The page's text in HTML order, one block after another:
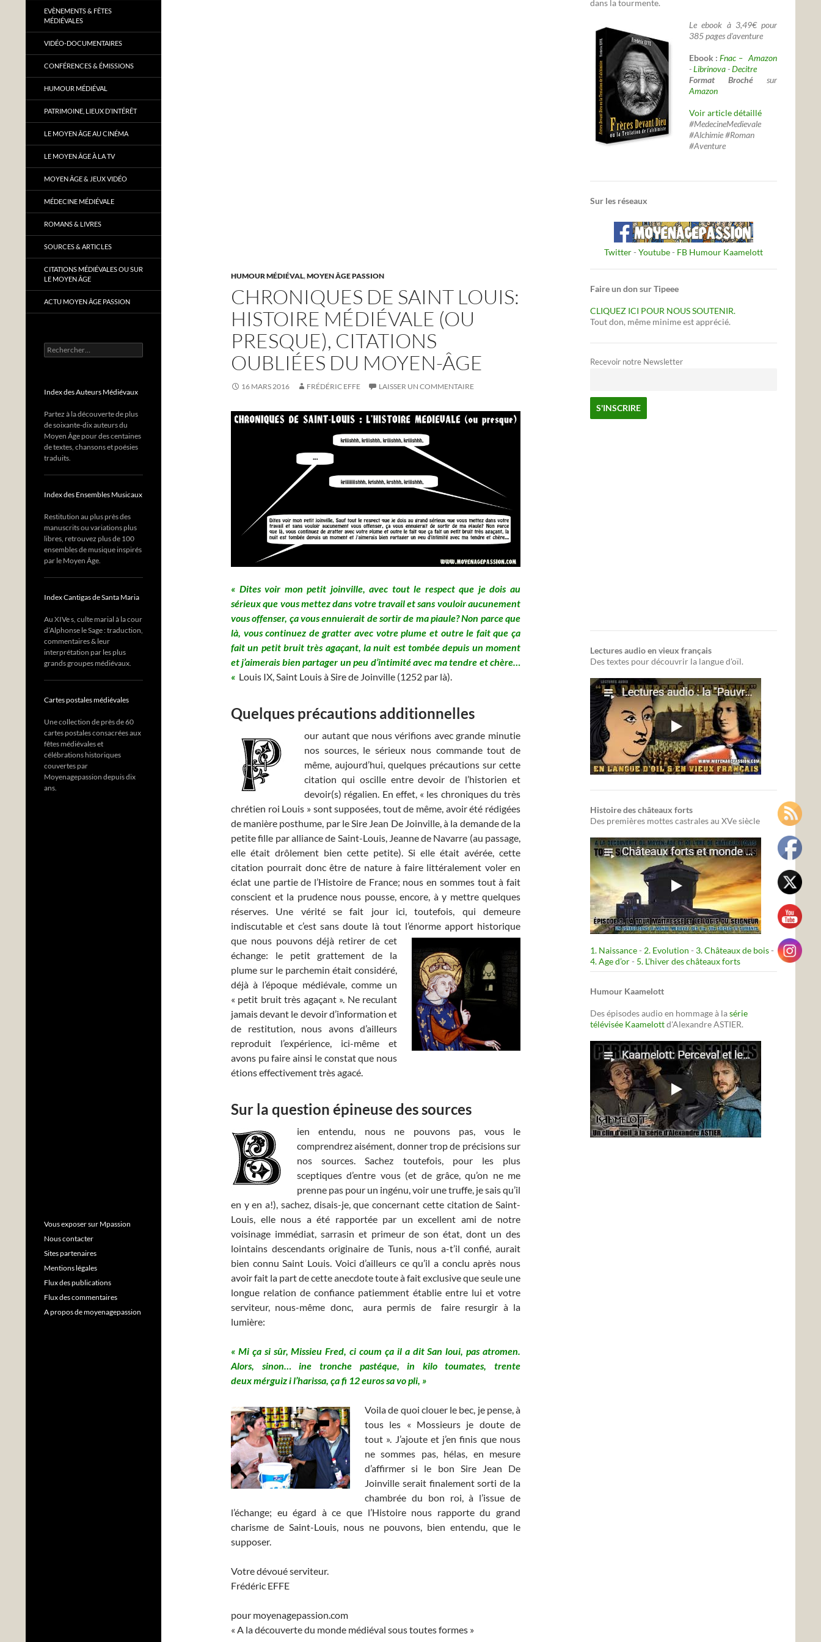
HUMOUR MÉDIÉVAL,MOYEN ÂGE PASSION
CHRONIQUES DE SAINT LOUIS:
HISTOIRE MÉDIÉVALE (OU
PRESQUE), CITATIONS
OUBLIÉES DU MOYEN-ÂGE
16 MARS 2016 FRÉDÉRIC EFFE LAISSER UN COMMENTAIRE
« Dites voir mon petit joinville, avec tout le respect que je dois au
sérieux que vous mettez dans votre travail et sans vouloir aucunement
vous offenser, ça vous ennuierait de sortir de ma piaule? Non parce que
là, vous continuez de gratter avec votre plume et outre le fait que ça
fait un petit bruit très agaçant, la nuit est tombée depuis un moment
et j’aimerais bien partager un peu d’intimité avec ma tendre et chère…
« Louis IX, Saint Louis à Sire de Joinville (1252 par là).
Quelques précautions additionnelles
our autant que nous vérifions avec grande minutie
nos sources, le sérieux nous commande tout de
même, aujourd’hui, quelques précautions sur cette
citation qui oscille entre devoir de l’historien et
devoir(s) régalien. En effet, « les chroniques du très
chrétien roi Louis » sont supposées, tout de même, avoir été rédigées
de manière posthume, par le Sire Jean De Joinville, à la demande de la
petite fille par alliance de Saint-Louis, Jeanne de Navarre (au passage,
elle était drôlement bien cette petite). Si elle était avérée, cette
citation pourrait donc être de nature à faire littéralement voler en
éclat une partie de l’Histoire de France; nous en sommes tout à fait
conscient et la prudence nous pousse, encore, à y mettre quelques
réserves. Une vérité se fait jour ici, toutefois, qui demeure
indiscutable et c’est sans doute là tout l’énorme apport historique
que nous pouvons déjà retirer de cet
échange: le petit grattement de la
plume sur le parchemin était considéré,
déjà à l’époque médiévale, comme un
« petit bruit très agaçant ». Ne reculant
jamais devant le devoir d’information et
de restitution, nous avons d’ailleurs
reproduit l’expérience, ici-même et
avons pu faire ainsi le constat que nous
étions effectivement très agacé.
Sur la question épineuse des sources
ien entendu, nous ne pouvons pas, vous le
comprendrez aisément, donner trop de précisions sur
nos sources. Sachez toutefois, pour les plus
sceptiques d’entre vous (et de grâce, qu’on ne me
prenne pas pour un ingénu, voir une truffe, je sais qu’il
en y en a!), sachez, disais-je, que concernant cette citation de Saint-
Louis, elle nous a été rapportée par un excellent ami de notre
voisinage immédiat, sarrasin et primeur de son état, dont un des
lointains descendants originaire de Tunis, nous a-t’il confié, aurait
bien connu Saint Louis. Voici d’ailleurs ce qu’il a conclu après nous
avoir fait la part de cette anecdote toute à fait exclusive que seule une
longue relation de confiance patiemment établie entre lui et votre
serviteur, nous-même donc, aura permis de faire resurgir à la
lumière:
« Mi ça si sûr, Missieu Fred, ci coum ça il a dit San loui, pas atromen.
Alors, sinon… ine tronche pastéque, in kilo toumates, trente
deux mérguiz i l’harissa, ça fi 12 euros sa vo pli, »
Voila de quoi clouer le bec, je pense, à
tous les « Mossieurs je doute de
tout ». J’ajoute et j’en finis que nous
ne sommes pas, hélas, en mesure
d’affirmer si le bon Sire Jean De
Joinville serait finalement sorti de la
chambrée du bon roi, à l’issue de
l’échange; eu égard à ce que l’Histoire nous rapporte du grand
charisme de Saint-Louis, nous ne pouvons, bien entendu, que le
supposer.
Votre dévoué serviteur.
Frédéric EFFE
pour moyenagepassion.com
« A la découverte du monde médiéval sous toutes formes »
dans la tourmente.
Le ebook à 3,49€ pour
385 pages d'aventure
Ebook :Fnac – Amazon
-Librinova-Decitre
Format Broché sur
Amazon
Voir article détaillé
#MedecineMedievale
#Alchimie #Roman
#Aventure
Sur les réseaux
Twitter- Youtube- FB Humour Kaamelott
Faire un don sur Tipeee
CLIQUEZ ICI POUR NOUS SOUTENIR.
Tout don, même minime est apprécié.
Recevoir notre Newsletter
Lectures audio en vieux français
Des textes pour découvrir la langue d'oïl.
Histoire des châteaux forts
Des premières mottes castrales au XVe siècle
1. Naissance- 2. Evolution - 3. Châteaux de bois-
4. Age d’or- 5. L’hiver des châteaux forts
Humour Kaamelott
Des épisodes audio en hommage à lasérie
télévisée Kaamelottd'Alexandre ASTIER.
EVÈNEMENTS & FÊTES
MÉDIÉVALES
VIDÉO-DOCUMENTAIRES
CONFÉRENCES & ÉMISSIONS
HUMOUR MÉDIÉVAL
PATRIMOINE, LIEUX D’INTÉRÊT
LE MOYEN ÂGE AU CINÉMA
LE MOYEN ÂGE À LA TV
MOYEN ÂGE & JEUX VIDÉO
MÉDECINE MÉDIÉVALE
ROMANS & LIVRES
SOURCES & ARTICLES
CITATIONS MÉDIÉVALES OU SUR
LE MOYEN ÂGE
ACTU MOYEN ÂGE PASSION
Rechercher :
Index des Auteurs Médiévaux
Partez à la découverte de plus
de soixante-dix auteurs du
Moyen Âge pour des centaines
de textes, chansons et poésies
traduits.
Index des Ensembles Musicaux
Restitution au plus près des
manuscrits ou variations plus
libres, retrouvez plus de 100
ensembles de musique inspirés
par le Moyen Âge.
Index Cantigas de Santa Maria
Au XIVe s, culte marial à la cour
d’Alphonse le Sage : traduction,
commentaires & leur
interprétation par les plus
grands groupes médiévaux.
Cartes postales médiévales
Une collection de près de 60
cartes postales consacrées aux
fêtes médiévales et
célébrations historiques
couvertes par
Moyenagepassion depuis dix
ans.
Vous exposer sur Mpassion
Nous contacter
Sites partenaires
Mentions légales
Flux des publications
Flux des commentaires
A propos de moyenagepassion